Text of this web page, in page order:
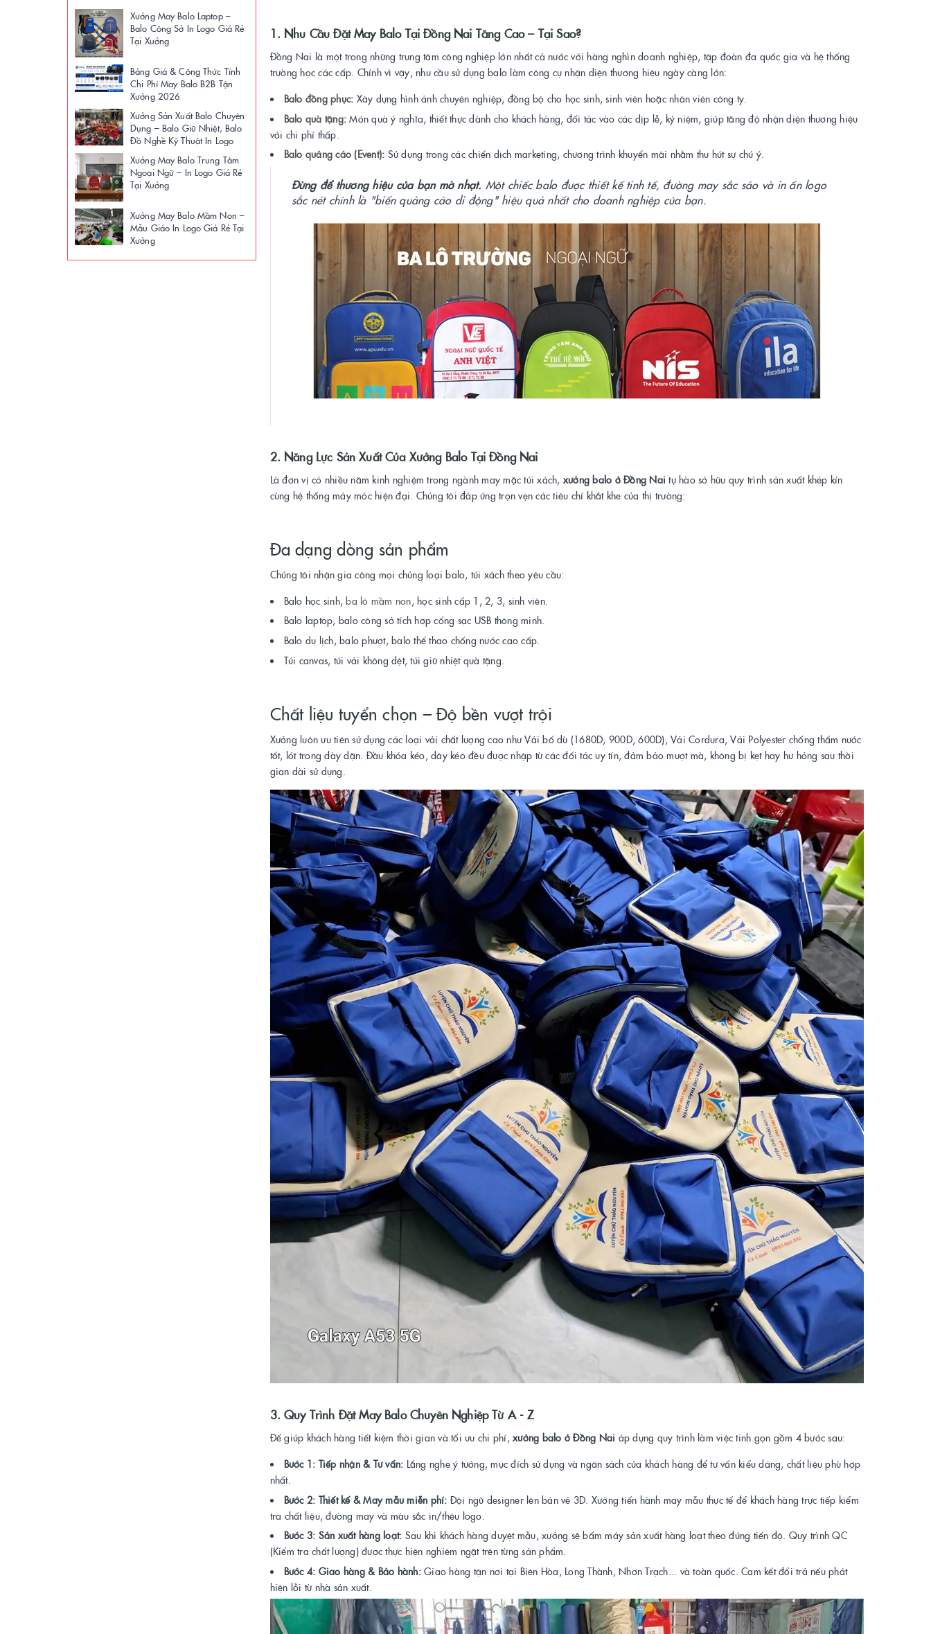
1. Nhu Cầu Đặt May Balo Tại Đồng Nai Tăng Cao – Tại Sao?
Đồng Nai là một trong những trung tâm công nghiệp lớn nhất cả nước với hàng nghìn doanh nghiệp, tập đoàn đa quốc gia và hệ thống
trường học các cấp. Chính vì vậy, nhu cầu sử dụng balo làm công cụ nhận diện thương hiệu ngày càng lớn:
Balo đồng phục: Xây dựng hình ảnh chuyên nghiệp, đồng bộ cho học sinh, sinh viên hoặc nhân viên công ty.
Balo quà tặng: Món quà ý nghĩa, thiết thực dành cho khách hàng, đối tác vào các dịp lễ, kỷ niệm, giúp tăng độ nhận diện thương hiệu
với chi phí thấp.
Balo quảng cáo (Event): Sử dụng trong các chiến dịch marketing, chương trình khuyến mãi nhằm thu hút sự chú ý.
Đừng để thương hiệu của bạn mờ nhạt. Một chiếc balo được thiết kế tinh tế, đường may sắc sảo và in ấn logo
sắc nét chính là "biển quảng cáo di động" hiệu quả nhất cho doanh nghiệp của bạn.
2. Năng Lực Sản Xuất Của Xưởng Balo Tại Đồng Nai
Là đơn vị có nhiều năm kinh nghiệm trong ngành may mặc túi xách, xưởng balo ở Đồng Nai tự hào sở hữu quy trình sản xuất khép kín
cùng hệ thống máy móc hiện đại. Chúng tôi đáp ứng trọn vẹn các tiêu chí khắt khe của thị trường:
Đa dạng dòng sản phẩm
Chúng tôi nhận gia công mọi chủng loại balo, túi xách theo yêu cầu:
Balo học sinh,ba lô mầm non, học sinh cấp 1, 2, 3, sinh viên.
Balo laptop, balo công sở tích hợp cổng sạc USB thông minh.
Balo du lịch, balo phượt, balo thể thao chống nước cao cấp.
Túi canvas, túi vải không dệt, túi giữ nhiệt quà tặng.
Chất liệu tuyển chọn – Độ bền vượt trội
Xưởng luôn ưu tiên sử dụng các loại vải chất lượng cao như Vải bố dù (1680D, 900D, 600D), Vải Cordura, Vải Polyester chống thấm nước
tốt, lót trong dày dặn. Đầu khóa kéo, dây kéo đều được nhập từ các đối tác uy tín, đảm bảo mượt mà, không bị kẹt hay hư hỏng sau thời
gian dài sử dụng.
3. Quy Trình Đặt May Balo Chuyên Nghiệp Từ A - Z
Để giúp khách hàng tiết kiệm thời gian và tối ưu chi phí,xưởng balo ở Đồng Nai áp dụng quy trình làm việc tinh gọn gồm 4 bước sau:
Bước 1: Tiếp nhận & Tư vấn: Lắng nghe ý tưởng, mục đích sử dụng và ngân sách của khách hàng để tư vấn kiểu dáng, chất liệu phù hợp
nhất.
Bước 2: Thiết kế & May mẫu miễn phí: Đội ngũ designer lên bản vẽ 3D. Xưởng tiến hành may mẫu thực tế để khách hàng trực tiếp kiểm
tra chất liệu, đường may và màu sắc in/thêu logo.
Bước 3: Sản xuất hàng loạt: Sau khi khách hàng duyệt mẫu, xưởng sẽ bấm máy sản xuất hàng loạt theo đúng tiến độ. Quy trình QC
(Kiểm tra chất lượng) được thực hiện nghiêm ngặt trên từng sản phẩm.
Bước 4: Giao hàng & Bảo hành:Giao hàng tận nơi tại Biên Hòa, Long Thành, Nhơn Trạch... và toàn quốc. Cam kết đổi trả nếu phát
hiện lỗi từ nhà sản xuất.
Xưởng May Balo Laptop –
Balo Công Sở In Logo Giá Rẻ
Tại Xưởng
Bảng Giá & Công Thức Tính
Chi Phí May Balo B2B Tận
Xưởng 2026
Xưởng Sản Xuất Balo Chuyên
Dụng – Balo Giữ Nhiệt, Balo
Đồ Nghề Kỹ Thuật In Logo
Xưởng May Balo Trung Tâm
Ngoại Ngữ – In Logo Giá Rẻ
Tại Xưởng
Xưởng May Balo Mầm Non –
Mẫu Giáo In Logo Giá Rẻ Tại
Xưởng